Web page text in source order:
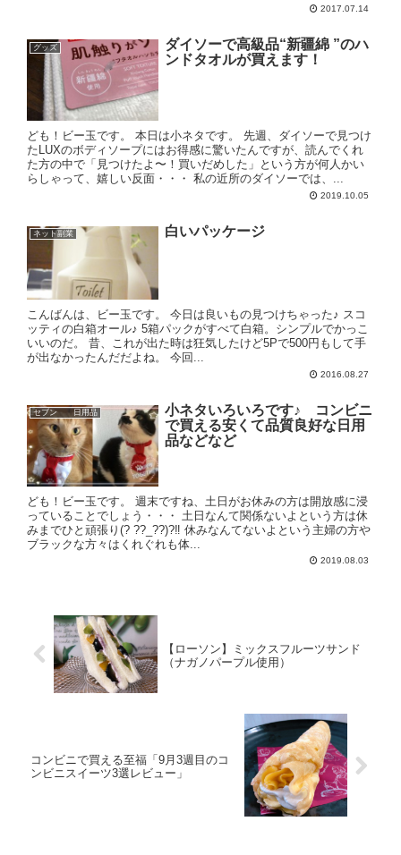
2017.07.14
グッズ
ダイソーで高級品“新疆綿 ”のハ
ンドタオルが買えます！
ども！ビー玉です。 本日は小ネタです。 先週、ダイソーで見つけ
たLUXのボディソープにはお得感に驚いたんですが、読んでくれ
た方の中で「見つけたよ〜！買いだめした」という方が何人かい
らしゃって、嬉しい反面・・・ 私の近所のダイソーでは、...
2019.10.05
ネット副業 白いパッケージ
こんばんは、ビー玉です。 今日は良いもの見つけちゃった♪ スコ
ッティの白箱オール♪ 5箱パックがすべて白箱。シンプルでかっこ
いいのだ。 昔、これが出た時は狂気したけど5Pで500円もして手
が出なかったんだだよね。 今回...
2016.08.27
セブン 日用品
小ネタいろいろです♪ コンビニ
で買える安くて品質良好な日用
品などなど
ども！ビー玉です。 週末ですね、土日がお休みの方は開放感に浸
っていることでしょう・・・ 土日なんて関係ないよという方は休
みまでひと頑張り(? ??_??)?‼ 休みなんてないよという主婦の方や
ブラックな方々はくれぐれも体...
2019.08.03
【ローソン】ミックスフルーツサンド
（ナガノパープル使用）
コンビニで買える至福「9月3週目のコ
ンビニスイーツ3選レビュー」